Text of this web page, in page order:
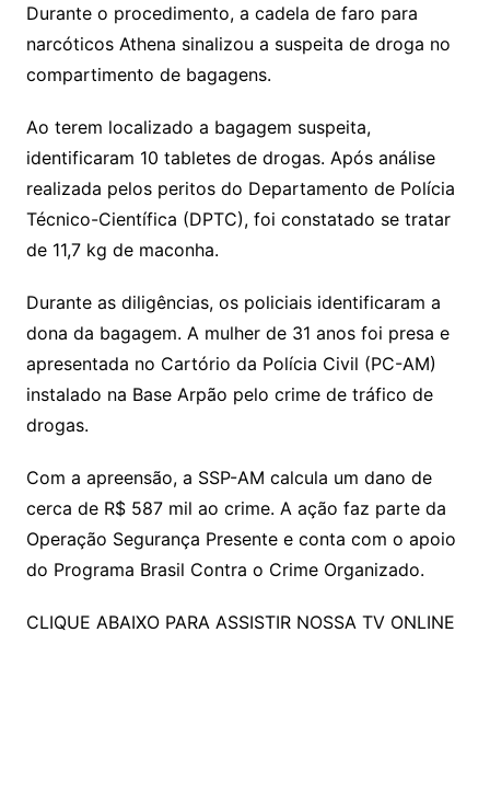
Durante o procedimento, a cadela de faro para
narcóticos Athena sinalizou a suspeita de droga no
compartimento de bagagens.
Ao terem localizado a bagagem suspeita,
identificaram 10 tabletes de drogas. Após análise
realizada pelos peritos do Departamento de Polícia
Técnico-Científica (DPTC), foi constatado se tratar
de 11,7 kg de maconha.
Durante as diligências, os policiais identificaram a
dona da bagagem. A mulher de 31 anos foi presa e
apresentada no Cartório da Polícia Civil (PC-AM)
instalado na Base Arpão pelo crime de tráfico de
drogas.
Com a apreensão, a SSP-AM calcula um dano de
cerca de R$ 587 mil ao crime. A ação faz parte da
Operação Segurança Presente e conta com o apoio
do Programa Brasil Contra o Crime Organizado.
CLIQUE ABAIXO PARA ASSISTIR NOSSA TV ONLINE